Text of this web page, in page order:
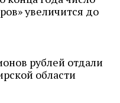
увеличится до
рублей отдали
области